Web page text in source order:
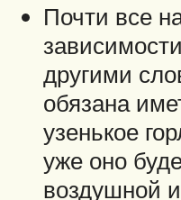
Почти все
другими
обязана
узенькое
уже оно
воздушной